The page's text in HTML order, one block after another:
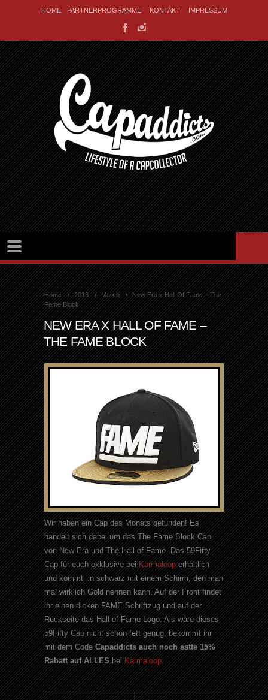
HOME PARTNERPROGRAMME KONTAKT IMPRESSUM
Home 2013 March
New Era x Hall Of Fame – The
Fame Block
NEW ERA X HALL OF FAME –
THE FAME BLOCK
Wir haben ein Cap des Monats gefunden! Es
handelt sich dabei um das The Fame Block Cap
von New Era und The Hall of Fame. Das 59Fifty
Cap für euch exklusive beiKarmalooperhältlich
und kommt in schwarz mit einem Schirm, den man
mal wirklich Gold nennen kann. Auf der Front findet
ihr einen dicken FAME Schriftzug und auf der
Rückseite das Hall of Fame Logo. Als wäre dieses
59Fifty Cap nicht schon fett genug, bekommt ihr
mit dem CodeCapaddicts auch noch satte 15%
Rabatt auf ALLESbeiKarmaloop.